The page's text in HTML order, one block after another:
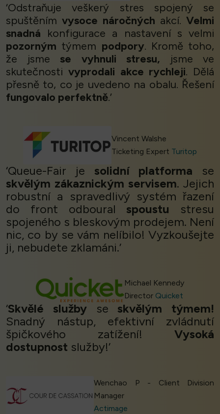
‘Odstraňuje veškerý stres spojený se
spuštěním vysoce náročných akcí. Velmi
snadná konfigurace a nastavení s velmi
pozorným týmem podpory. Kromě toho,
že jsme se vyhnuli stresu, jsme ve
skutečnosti vyprodali akce rychleji. Dělá
přesně to, co je uvedeno na obalu. Řešení
fungovalo perfektně.’
Vincent Walshe
Ticketing Expert Turitop
‘Queue-Fair je solidní platforma se
skvělým zákaznickým servisem. Jejich
robustní a spravedlivý systém řazení
do front odbouralspoustu stresu
spojeného s bleskovým prodejem. Není
nic, co by se vám nelíbilo! Vyzkoušejte
ji, nebudete zklamáni.’
Michael Kennedy
Director Quicket
‘Skvělé službyseskvělým týmem!
Snadný nástup, efektivní zvládnutí
špičkového zatížení! Vysoká
dostupnost služby!’
Wenchao P - Client Division
Manager
Actimage